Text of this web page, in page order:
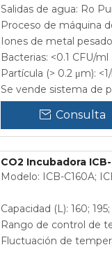
Salidas de agua: Ro
Proceso de máquina
Iones de metal
Bacterias: <0.1 CFU/ml
Partícula (> 0.2 μm):
Se vende sistema de
Consulta
CO2 Incubadora
Modelo: ICB-C160A;
Capacidad (L): 160; 195;
Rango de control de
Fluctuación de